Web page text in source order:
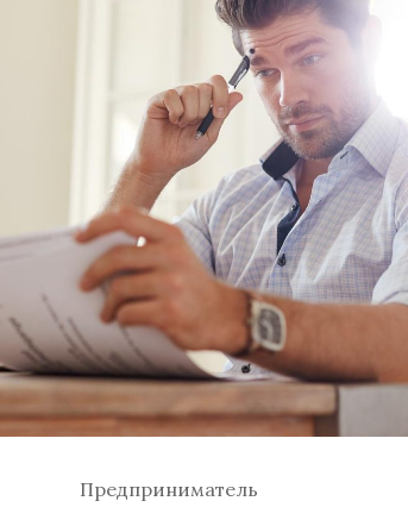
Предприниматель